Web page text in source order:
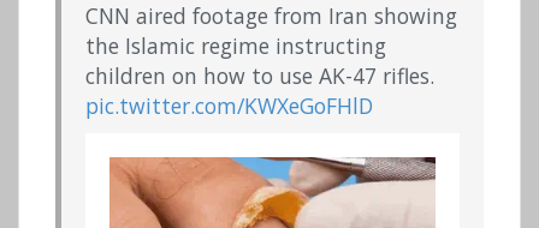
CNN aired footage from Iran showing
the Islamic regime instructing
children on how to use AK-47 rifles.
pic.twitter.com/KWXeGoFHlD